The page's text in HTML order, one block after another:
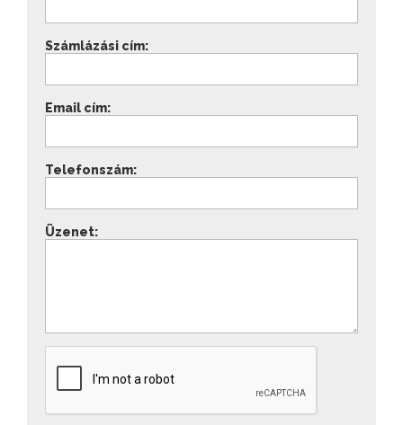
Számlázási cím:
Email cím:
Telefonszám:
Üzenet: